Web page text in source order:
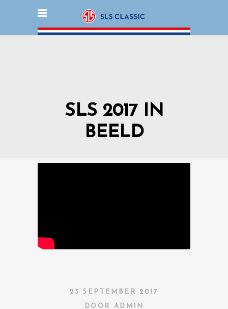
SLS 2017 IN
BEELD
23 SEPTEMBER 2017
DOOR ADMIN